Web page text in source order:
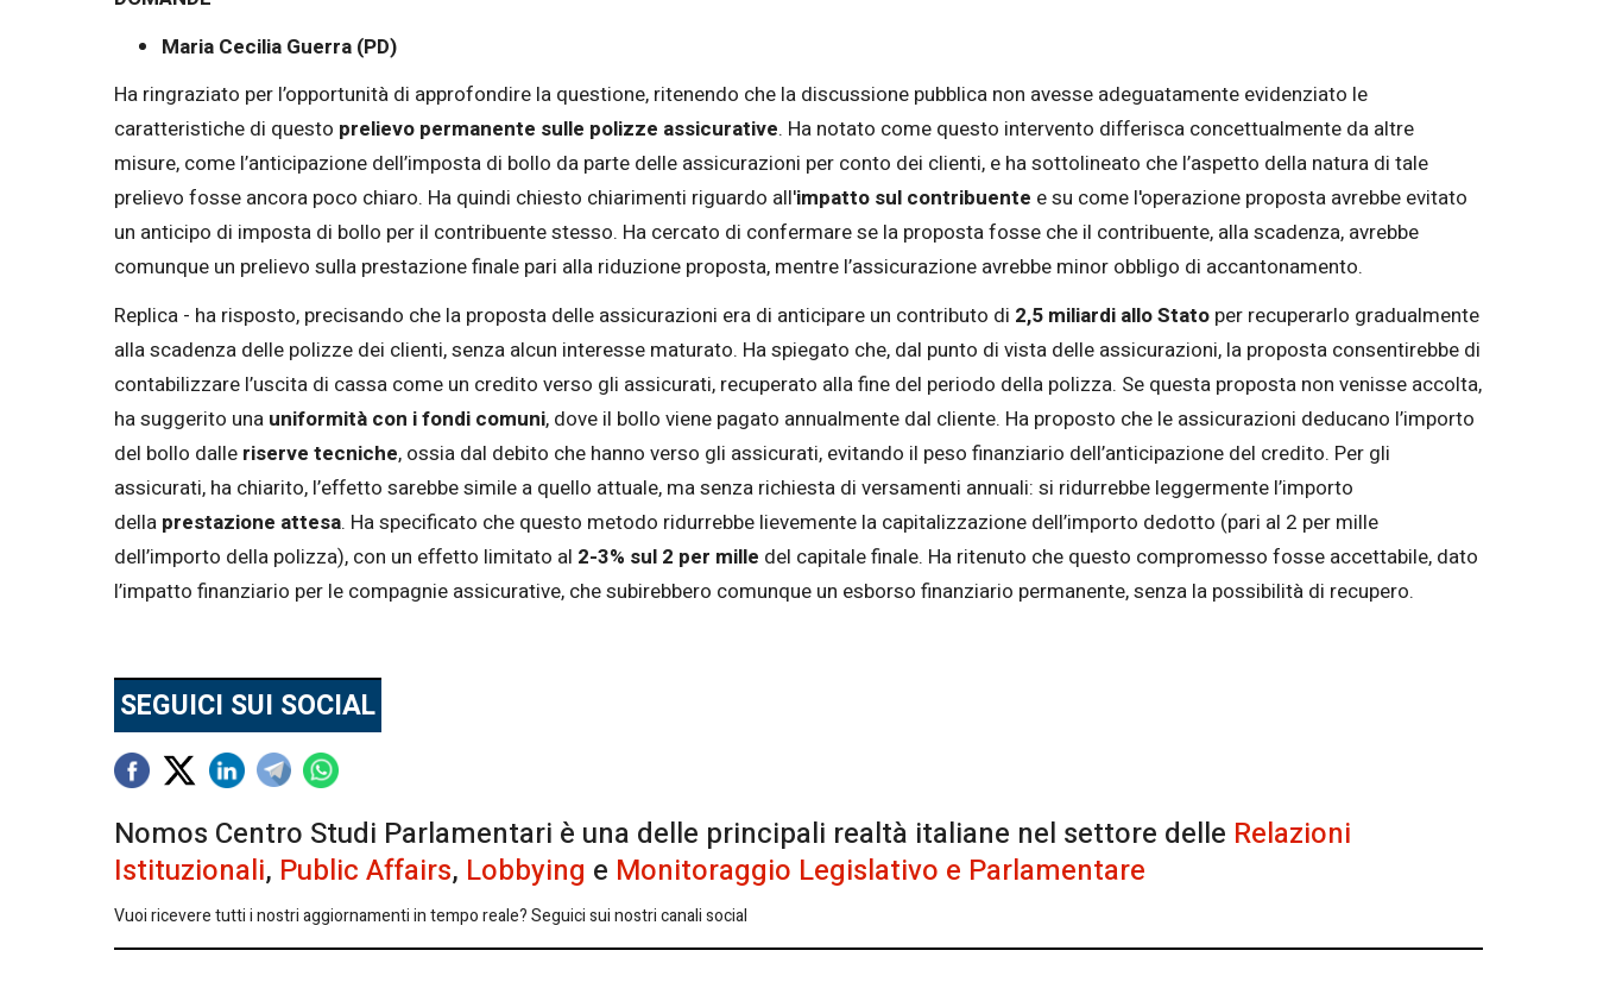
Maria Cecilia Guerra (PD)
Ha ringraziato per l’opportunità di approfondire la questione, ritenendo che la discussione pubblica non avesse adeguatamente evidenziato le
caratteristiche di questo prelievo permanente sulle polizze assicurative. Ha notato come questo intervento differisca concettualmente da altre
misure, come l’anticipazione dell’imposta di bollo da parte delle assicurazioni per conto dei clienti, e ha sottolineato che l’aspetto della natura di tale
prelievo fosse ancora poco chiaro. Ha quindi chiesto chiarimenti riguardo all'impatto sul contribuente e su come l'operazione proposta avrebbe evitato
un anticipo di imposta di bollo per il contribuente stesso. Ha cercato di confermare se la proposta fosse che il contribuente, alla scadenza, avrebbe
comunque un prelievo sulla prestazione finale pari alla riduzione proposta, mentre l’assicurazione avrebbe minor obbligo di accantonamento.
Replica - ha risposto, precisando che la proposta delle assicurazioni era di anticipare un contributo di 2,5 miliardi allo Stato per recuperarlo gradualmente
alla scadenza delle polizze dei clienti, senza alcun interesse maturato. Ha spiegato che, dal punto di vista delle assicurazioni, la proposta consentirebbe di
contabilizzare l’uscita di cassa come un credito verso gli assicurati, recuperato alla fine del periodo della polizza. Se questa proposta non venisse accolta,
ha suggerito una uniformità con i fondi comuni, dove il bollo viene pagato annualmente dal cliente. Ha proposto che le assicurazioni deducano l’importo
del bollo dalle riserve tecniche, ossia dal debito che hanno verso gli assicurati, evitando il peso finanziario dell’anticipazione del credito. Per gli
assicurati, ha chiarito, l’effetto sarebbe simile a quello attuale, ma senza richiesta di versamenti annuali: si ridurrebbe leggermente l’importo
della prestazione attesa. Ha specificato che questo metodo ridurrebbe lievemente la capitalizzazione dell’importo dedotto (pari al 2 per mille
dell’importo della polizza), con un effetto limitato al 2-3% sul 2 per mille del capitale finale. Ha ritenuto che questo compromesso fosse accettabile, dato
l’impatto finanziario per le compagnie assicurative, che subirebbero comunque un esborso finanziario permanente, senza la possibilità di recupero.
SEGUICI SUI SOCIAL
Nomos Centro Studi Parlamentari è una delle principali realtà italiane nel settore delle Relazioni
Istituzionali, Public Affairs, Lobbying e Monitoraggio Legislativo e Parlamentare
Vuoi ricevere tutti i nostri aggiornamenti in tempo reale? Seguici sui nostri canali social